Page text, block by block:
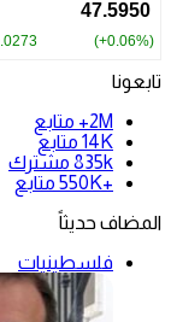
تابعونا
2M+
متابع
14K متابع
835k مشترك
+550K
متابع
المضاف حديثاً
فلسطينيات